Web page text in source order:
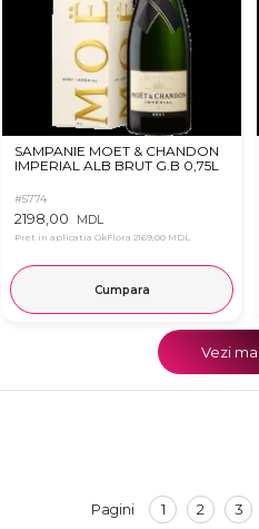
SAMPANIE MOET & CHANDON
IMPERIAL ALB BRUT G.B 0,75L
#5774
2198,00 MDL
Pret in aplicatia OkFlora 2169,00 MDL
Cumpara
Vezi
Pagini 1 2 3